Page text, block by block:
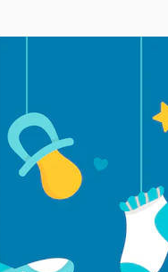
Começar
Academy
Documentação
Atendimento
Política de